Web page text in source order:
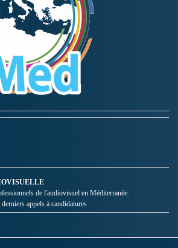
de l'audiovisuel en Méditerranée.
appels à candidatures